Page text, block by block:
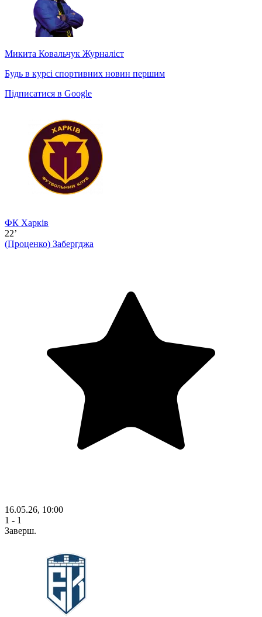
Микита Ковальчук Журналіст
Будь в курсі спортивних новин першим
Підписатися в Google
ФК Харків
22’
(Проценко) Забергджа
16.05.26, 10:00
1 - 1
Заверш.